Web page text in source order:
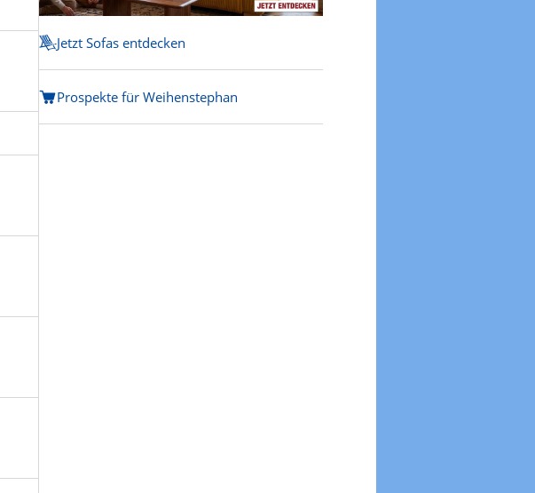
Jetzt Sofas entdecken
Prospekte für Weihenstephan